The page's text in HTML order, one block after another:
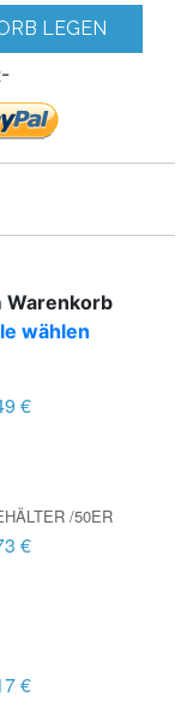
LEGEN
Warenkorb
wählen
€
/50ER
€
€